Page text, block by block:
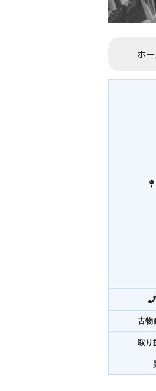
ホ
古物
取り